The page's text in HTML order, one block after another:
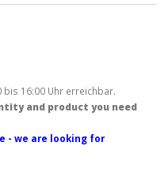
16:00 Uhr erreichbar.
and product you need
- we are looking for